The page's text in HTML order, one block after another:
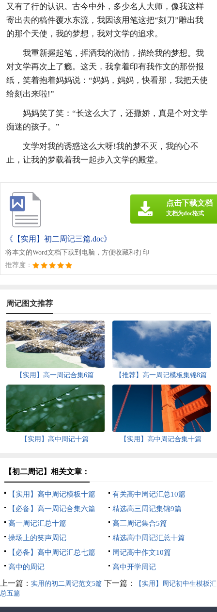
又有了行的认识。古今中外，多少名人大师，像我这样
寄出去的稿件覆水东流，我因该用笔这把“刻刀”雕出我
的那个天使，我的梦想，我对文学的追求。
我重新握起笔，挥洒我的激情，描绘我的梦想。我
对文学再次上了瘾。这天，我拿着印有我作文的那份报
纸，笑着抱着妈妈说：“妈妈，妈妈，快看那，我把天使
给刻出来啦!”
妈妈笑了笑：“长这么大了，还撒娇，真是个对文学
痴迷的孩子。”
文学对我的诱惑这么大呀!我的梦不灭，我的心不
止，让我的梦载着我一起步入文学的殿堂。
《【实用】初二周记三篇.doc》
将本文的Word文档下载到电脑，方便收藏和打印
推荐度：
点击下载文档
文档为doc格式
周记图文推荐
【实用】高一周记合集6篇 【推荐】高一周记模板集锦8篇
【实用】高中周记十篇 【实用】高中周记合集十篇
【初二周记】相关文章：
【实用】高中周记模板十篇
有关高中周记汇总10篇
【必备】高一周记合集六篇
精选高三周记集锦9篇
高一周记汇总十篇
高三周记集合5篇
操场上的笑声周记
精选高中周记汇总十篇
【必备】高中周记汇总七篇
周记高中作文10篇
高中的周记
高中开学周记
上一篇： 实用的初二周记范文5篇 下一篇：
【实用】周记初中生模板汇
总五篇